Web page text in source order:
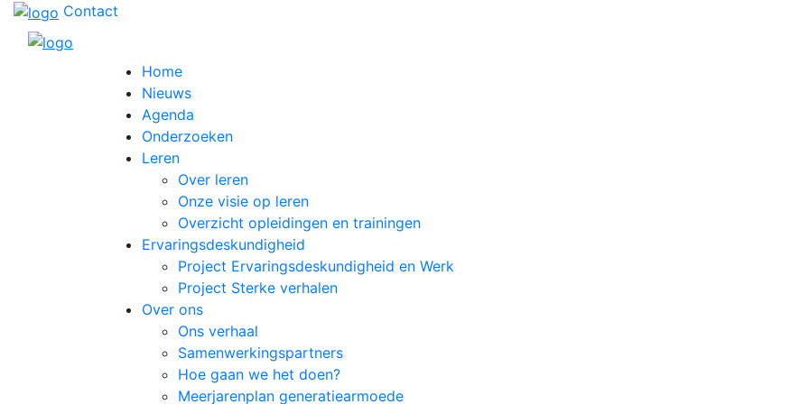
Contact
Home
Nieuws
Agenda
Onderzoeken
Leren
Over leren
Onze visie op leren
Overzicht opleidingen en trainingen
Ervaringsdeskundigheid
Project Ervaringsdeskundigheid en Werk
Project Sterke verhalen
Over ons
Ons verhaal
Samenwerkingspartners
Hoe gaan we het doen?
Meerjarenplan generatiearmoede